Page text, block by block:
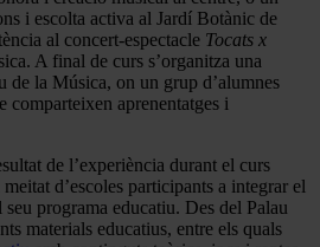
i escolta activa al Jardí Botànic de
al concert-espectacle Tocats x
A final de curs s’organitza una
de la Música, on un grup d’alumnes
comparteixen aprenentatges i
de l’experiència durant el curs
d’escoles participants a integrar el
programa educatiu. Des del Palau
materials educatius, entre els quals